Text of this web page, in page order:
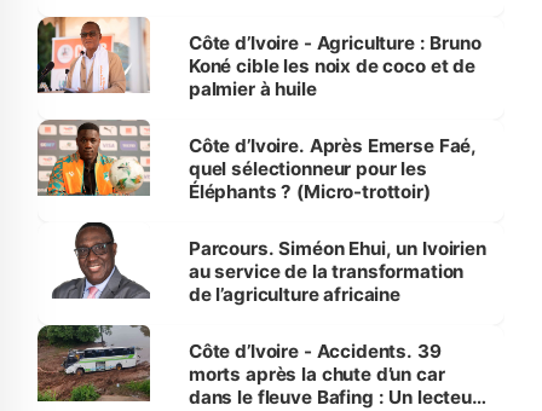
Côte d’Ivoire - Agriculture : Bruno
Koné cible les noix de coco et de
palmier à huile
Côte d’Ivoire. Après Emerse Faé,
quel sélectionneur pour les
Éléphants ? (Micro-trottoir)
Parcours. Siméon Ehui, un Ivoirien
au service de la transformation
de l’agriculture africaine
Côte d’Ivoire - Accidents. 39
morts après la chute d’un car
dans le fleuve Bafing : Un lecteur